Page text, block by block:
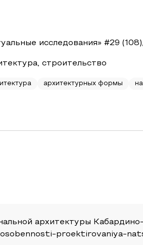
исследования» #29
строительство
архитектурных формы
архитектуры
proektirovaniya-